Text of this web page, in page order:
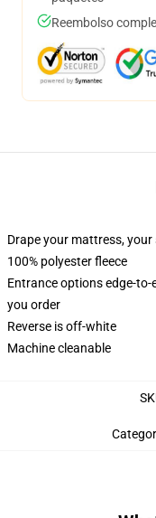
Reembolso
Drape your mattress,
100% polyester fleece
Entrance options edge-
you order
Reverse is off-white
Machine cleanable